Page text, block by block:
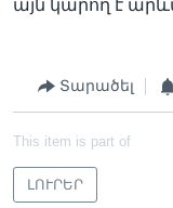
այն կարող է
Տարածել
This item is part of
ԼՈՒՐԵՐ